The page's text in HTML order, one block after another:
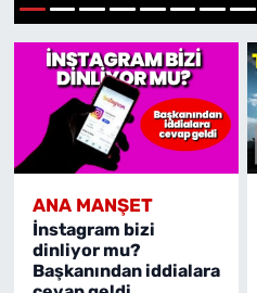
1
ANA MANŞET
İnstagram bizi
dinliyor mu?
Başkanından iddialara
MAGAZİN